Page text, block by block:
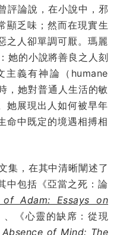
評論說，在小說中，邪
顯乏味；然而在現實生
之人卻單調可厭。瑪麗
她的小說將善良之人刻
主義有神論（humane
，她對普通人生活的敏
她展現出人如何被早年
命中既定的境遇相搏相
集，在其中清晰闡述了
中包括《亞當之死：論
of Adam: Essays on
、《心靈的缺席：從現
Absence of Mind: The